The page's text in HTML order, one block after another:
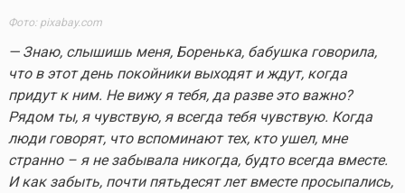
Фото: pixabay.com
— Знаю, слышишь меня, Боренька, бабушка говорила,
что в этот день покойники выходят и ждут, когда
придут к ним. Не вижу я тебя, да разве это важно?
Рядом ты, я чувствую, я всегда тебя чувствую. Когда
люди говорят, что вспоминают тех, кто ушел, мне
странно – я не забывала никогда, будто всегда вместе.
И как забыть, почти пятьдесят лет вместе просыпались,